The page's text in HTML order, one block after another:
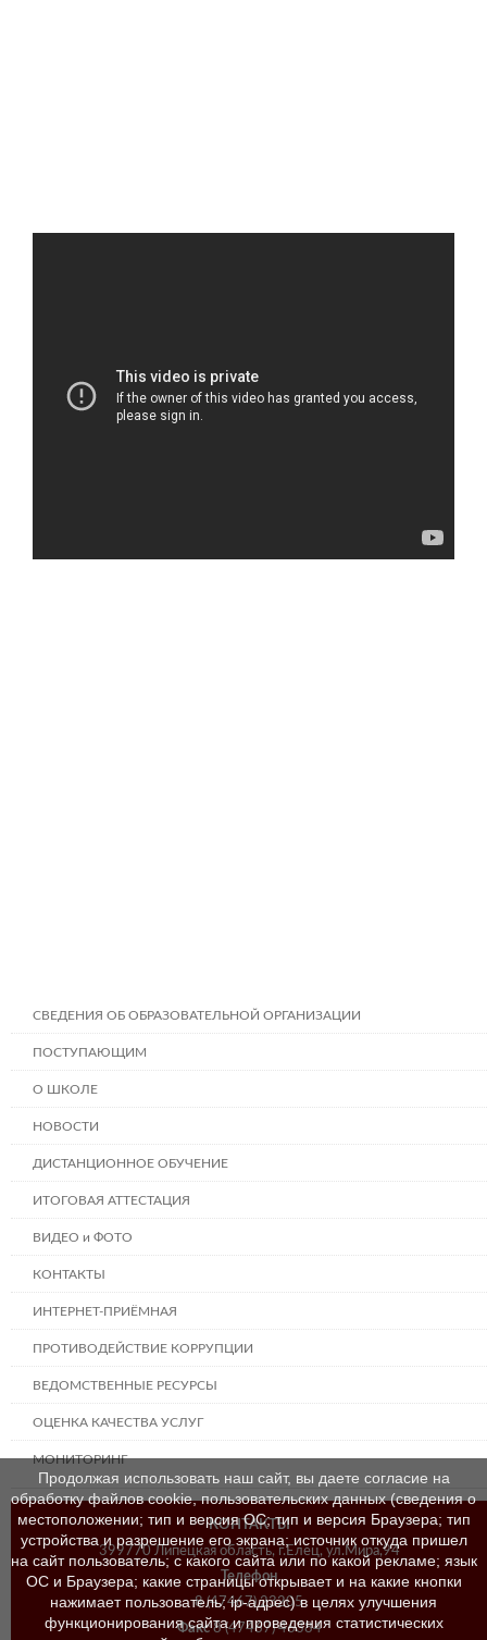
СВЕДЕНИЯ ОБ ОБРАЗОВАТЕЛЬНОЙ ОРГАНИЗАЦИИ
ПОСТУПАЮЩИМ
О ШКОЛЕ
НОВОСТИ
ДИСТАНЦИОННОЕ ОБУЧЕНИЕ
ИТОГОВАЯ АТТЕСТАЦИЯ
ВИДЕО и ФОТО
КОНТАКТЫ
ИНТЕРНЕТ-ПРИЁМНАЯ
ПРОТИВОДЕЙСТВИЕ КОРРУПЦИИ
ВЕДОМСТВЕННЫЕ РЕСУРСЫ
ОЦЕНКА КАЧЕСТВА УСЛУГ
МОНИТОРИНГ
КОНТАКТЫ
399770 Липецкая область, г.Елец, ул.Мира,94
Телефон
8 (47467) 23205
Факс8 (47467) 46384
Продолжая использовать наш сайт, вы даете согласие на
обработку файлов cookie, пользовательских данных (сведения о
местоположении; тип и версия ОС; тип и версия Браузера; тип
устройства и разрешение его экрана; источник откуда пришел
на сайт пользователь; с какого сайта или по какой рекламе; язык
ОС и Браузера; какие страницы открывает и на какие кнопки
нажимает пользователь; ip-адрес) в целях улучшения
функционирования сайта и проведения статистических